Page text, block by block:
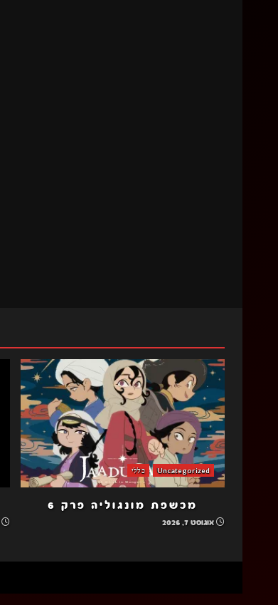
Uncategorized כללי
מכשפת מונגוליה פרק 6
אוגוסט 7, 2026